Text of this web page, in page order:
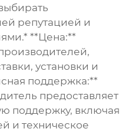
репутацией и
**Цена:**
установки и
поддержка:**
предоставляет
поддержку, включая
и техническое